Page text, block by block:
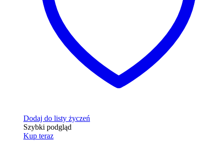
Dodaj do listy życzeń
Szybki podgląd
Kup teraz